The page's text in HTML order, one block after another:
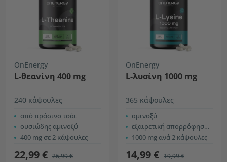
OnEnergy
L-θεανίνη 400 mg
240 κάψουλες
από πράσινο τσάι
ουσιώδης αμινοξύ
400 mg σε 2 κάψουλες
22,99 € 26,99 €
OnEnergy
L-λυσίνη 1000 mg
365 κάψουλες
αμινοξύ
εξαιρετική απορρόφηση και χρήση
1000 mg ανά 2 κάψουλες
14,99 € 19,99 €